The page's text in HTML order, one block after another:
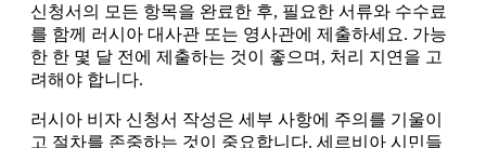
신청서의 모든 항목을 완료한 후, 필요한 서류와 수수료
를 함께 러시아 대사관 또는 영사관에 제출하세요. 가능
한 한 몇 달 전에 제출하는 것이 좋으며, 처리 지연을 고
려해야 합니다.
러시아 비자 신청서 작성은 세부 사항에 주의를 기울이
고 절차를 존중하는 것이 중요합니다. 세르비아 시민들